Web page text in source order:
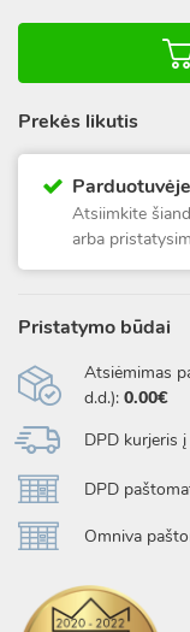
Prekės likutis
Atsiimkite
arba
Pristatymo būdai
Atsiėmimas
d.d.): 0.00€
DPD kurjeris
DPD
Omniva